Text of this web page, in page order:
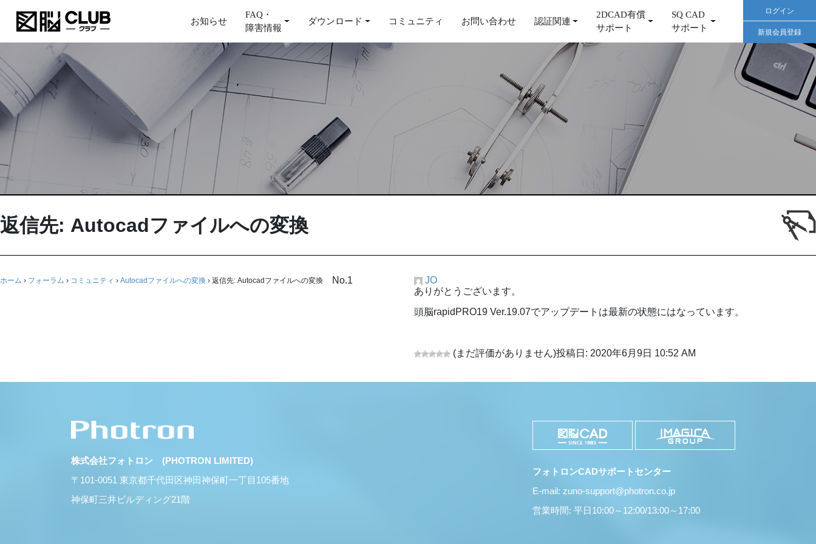
お知らせ
FAQ・
障害情報
ダウンロード コミュニティ お問い合わせ 認証関連
2DCAD有償
サポート
SQ CAD
サポート
ログイン
新規会員登録
返信先: Autocadファイルへの変換
ホーム › フォーラム › コミュニティ › Autocadファイルへの変換 › 返信先: Autocadファイルへの変換 No.1
JO
ありがとうございます。
頭脳rapidPRO19 Ver.19.07でアップデートは最新の状態にはなっています。
(まだ評価がありません)投稿日: 2020年6月9日 10:52 AM
株式会社フォトロン (PHOTRON LIMITED)
〒101-0051 東京都千代田区神田神保町一丁目105番地
神保町三井ビルディング21階
フォトロンCADサポートセンター
E-mail: zuno-support@photron.co.jp
営業時間: 平日10:00～12:00/13:00～17:00